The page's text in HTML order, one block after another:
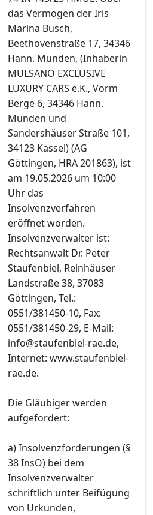
das Vermögen der Iris
Marina Busch,
Beethovenstraße 17, 34346
Hann. Münden, (Inhaberin
MULSANO EXCLUSIVE
LUXURY CARS e.K., Vorm
Berge 6, 34346 Hann.
Münden und
Sandershäuser Straße 101,
34123 Kassel) (AG
Göttingen, HRA 201863), ist
am 19.05.2026 um 10:00
Uhr das
Insolvenzverfahren
eröffnet worden.
Insolvenzverwalter ist:
Rechtsanwalt Dr. Peter
Staufenbiel, Reinhäuser
Landstraße 38, 37083
Göttingen, Tel.:
0551/381450-10, Fax:
0551/381450-29, E-Mail:
info@staufenbiel-rae.de,
Internet: www.staufenbiel-
rae.de.
Die Gläubiger werden
aufgefordert:
a) Insolvenzforderungen (§
38 InsO) bei dem
Insolvenzverwalter
schriftlich unter Beifügung
von Urkunden,